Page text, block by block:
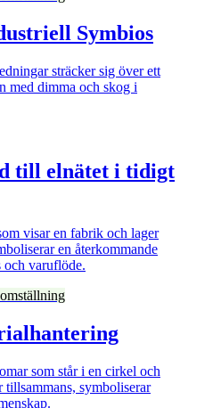
Symbios
till elnätet i tidigt